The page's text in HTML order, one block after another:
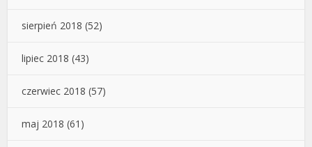
sierpień 2018 (52)
lipiec 2018 (43)
czerwiec 2018 (57)
maj 2018 (61)